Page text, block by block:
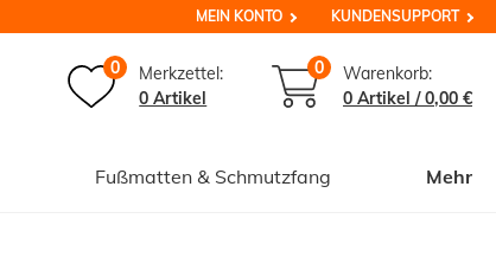
MEIN KONTO KUNDENSUPPORT
0
Merkzettel:
0 Artikel
0
Warenkorb:
0 Artikel /0,00 €
Fußmatten & Schmutzfang Mehr